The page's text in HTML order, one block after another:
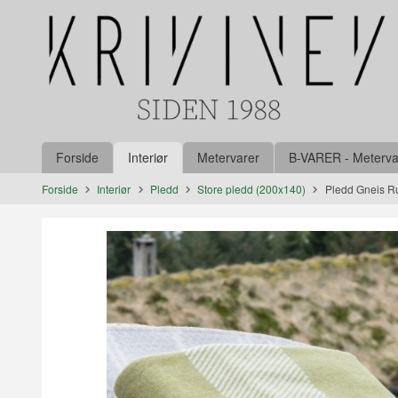
innholdet
Produkter
Forside Interiør Metervarer B-VARER -
Forside Interiør Pledd Store pledd (200x140) Pledd Gneis